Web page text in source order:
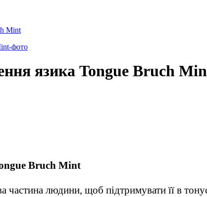
Mint
язика Tongue Bruch
Bruch Mint
людини, щоб підтримувати її в